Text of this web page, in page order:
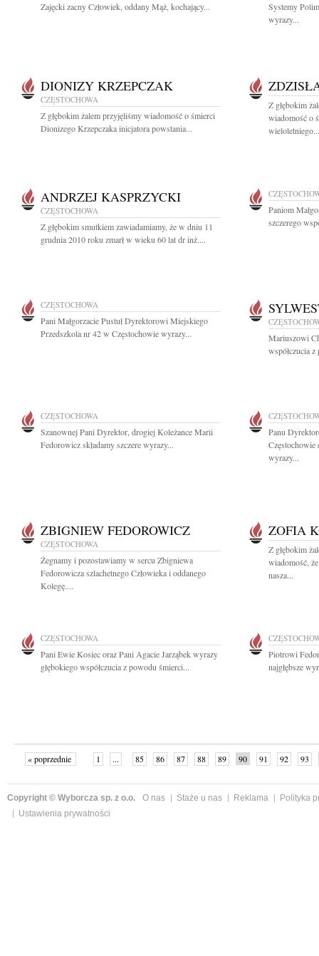
Zajęcki zacny Człowiek, oddany Mąż, kochający...
Systemy
wyrazy...
DIONIZY KRZEPCZAK
CZĘSTOCHOWA
Z głębokim żalem przyjęliśmy wiadomość o śmierci
Dionizego Krzepczaka inicjatora powstania...
Z głębokim
wiadomość o
wieloletniego...
ANDRZEJ KASPRZYCKI
CZĘSTOCHOWA
Z głębokim smutkiem zawiadamiamy, że w dniu 11
grudnia 2010 roku zmarł w wieku 60 lat dr inż....
Paniom
szczerego
CZĘSTOCHOWA
Pani Małgorzacie Pustuł Dyrektorowi Miejskiego
Przedszkola nr 42 w Częstochowie wyrazy...
Mariuszowi
współczucia
CZĘSTOCHOWA
Szanownej Pani Dyrektor, drogiej Koleżance Marii
Fedorowicz składamy szczere wyrazy...
Panu
Częstochowie
wyrazy...
ZBIGNIEW FEDOROWICZ
CZĘSTOCHOWA
Żegnamy i pozostawiamy w sercu Zbigniewa
Fedorowicza szlachetnego Człowieka i oddanego
Kolegę....
ZOFIA
Z głębokim
wiadomość,
nasza...
CZĘSTOCHOWA
Pani Ewie Kosiec oraz Pani Agacie Jarząbek wyrazy
głębokiego współczucia z powodu śmierci...
Piotrowi
najgłębsze
« poprzednie 1 ... 85 86 87 88 89 90 91 92
93
Copyright © Wyborcza sp. z o.o. O nas Staże u nas Reklama
Polityka
Ustawienia prywatności